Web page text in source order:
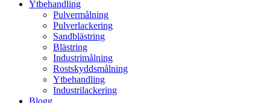
Ytbehandling
Pulvermålning
Pulverlackering
Sandblästring
Blästring
Industrimålning
Rostskyddsmålning
Ytbehandling
Industrilackering
Blogg